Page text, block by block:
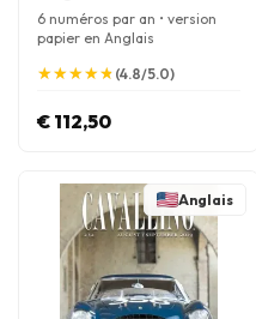
6 numéros par an • version
papier en Anglais
★
★★
★★
★★
★★
★ (4.8/5.0)
€ 112,50
Anglais